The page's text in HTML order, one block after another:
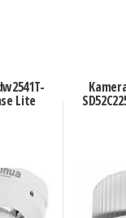
Lite